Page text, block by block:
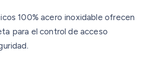
100% acero inoxidable ofrecen
para el control de acceso